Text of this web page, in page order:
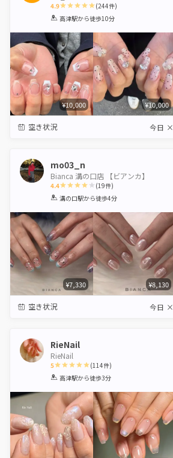
4.9
1 2 3 4 5
(244件)
高津駅から徒歩10分
¥10,000 ¥10,000
空き状況 今日 ×
mo03_n
Bianca 溝の口店 【ビアンカ】
4.4
1 2 3 4 5
(19件)
溝の口駅から徒歩4分
¥7,330 ¥8,130
空き状況 今日 ×
RieNail
RieNail
5
1 2 3 4 5
(114件)
高津駅から徒歩3分